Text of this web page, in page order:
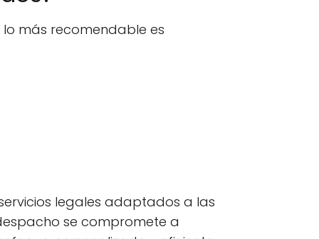
más recomendable es
legales adaptados a las
se compromete a